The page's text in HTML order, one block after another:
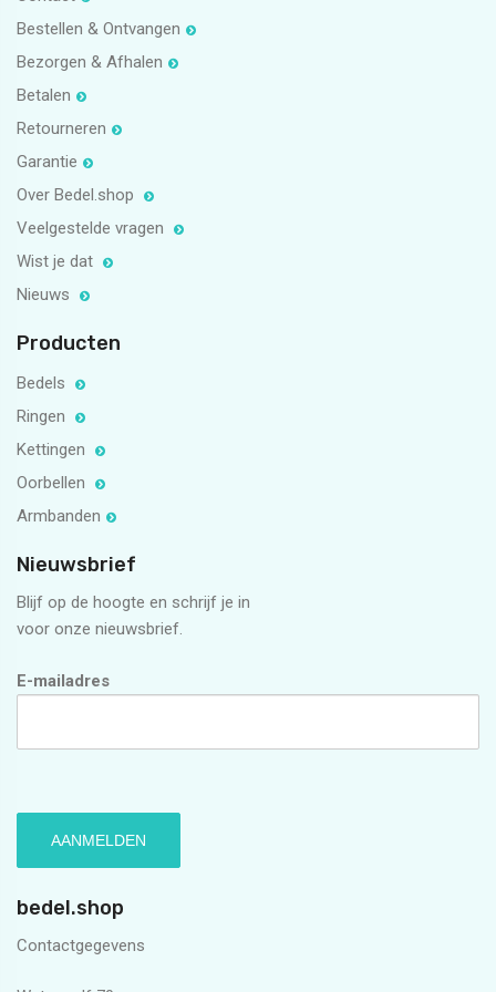
Bestellen & Ontvangen
Bezorgen & Afhalen
Betalen
Retourneren
Garantie
Over Bedel.shop
Veelgestelde vragen
Wist je dat
Nieuws
Producten
Bedels
Ringen
Kettingen
Oorbellen
Armbanden
Nieuwsbrief
Blijf op de hoogte en schrijf je in
voor onze nieuwsbrief.
E-mailadres
bedel.shop
Contactgegevens